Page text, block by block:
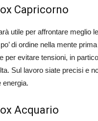
Capricorno
utile per affrontare meglio
di ordine nella mente
per evitare tensioni, in
Sul lavoro siate precisi e
energia.
Acquario